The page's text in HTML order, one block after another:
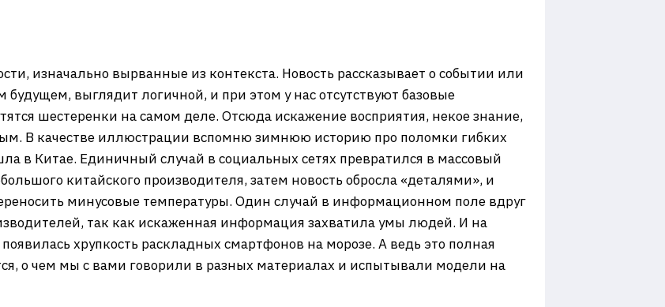
изначально вырванные из контекста. Новость рассказывает о событии или
выглядит логичной, и при этом у нас отсутствуют базовые
шестеренки на самом деле. Отсюда искажение восприятия, некое знание,
В качестве иллюстрации вспомню зимнюю историю про поломки гибких
в Китае. Единичный случай в социальных сетях превратился в массовый
китайского производителя, затем новость обросла «деталями», и
минусовые температуры. Один случай в информационном поле вдруг
так как искаженная информация захватила умы людей. И на
хрупкость раскладных смартфонов на морозе. А ведь это полная
о чем мы с вами говорили в разных материалах и испытывали модели на